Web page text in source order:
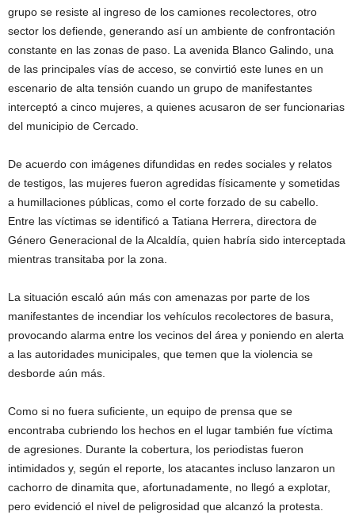
grupo se resiste al ingreso de los camiones recolectores, otro
sector los defiende, generando así un ambiente de confrontación
constante en las zonas de paso. La avenida Blanco Galindo, una
de las principales vías de acceso, se convirtió este lunes en un
escenario de alta tensión cuando un grupo de manifestantes
interceptó a cinco mujeres, a quienes acusaron de ser funcionarias
del municipio de Cercado.
De acuerdo con imágenes difundidas en redes sociales y relatos
de testigos, las mujeres fueron agredidas físicamente y sometidas
a humillaciones públicas, como el corte forzado de su cabello.
Entre las víctimas se identificó a Tatiana Herrera, directora de
Género Generacional de la Alcaldía, quien habría sido interceptada
mientras transitaba por la zona.
La situación escaló aún más con amenazas por parte de los
manifestantes de incendiar los vehículos recolectores de basura,
provocando alarma entre los vecinos del área y poniendo en alerta
a las autoridades municipales, que temen que la violencia se
desborde aún más.
Como si no fuera suficiente, un equipo de prensa que se
encontraba cubriendo los hechos en el lugar también fue víctima
de agresiones. Durante la cobertura, los periodistas fueron
intimidados y, según el reporte, los atacantes incluso lanzaron un
cachorro de dinamita que, afortunadamente, no llegó a explotar,
pero evidenció el nivel de peligrosidad que alcanzó la protesta.